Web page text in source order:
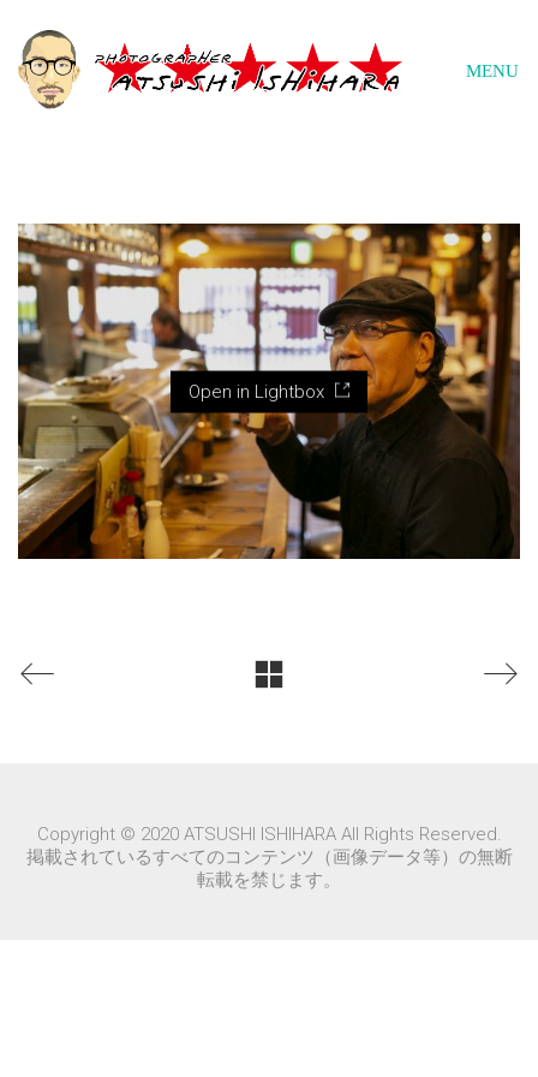
MENU
Open in Lightbox
Copyright © 2020 ATSUSHI ISHIHARA All Rights Reserved.
掲載されているすべてのコンテンツ（画像データ等）の無断
転載を禁じます。